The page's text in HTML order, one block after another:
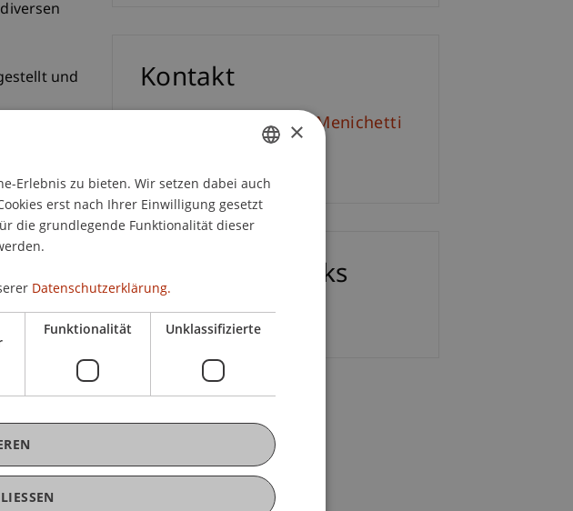
und
sein,
bestehende
von
in einem
Die
sowie von
sie dem
Kontakt
Prof. em. Dr. Marco J. Menichetti
Downloads/Links
ESG Kompakt_20092022
GERMAN
ENGLISH
×
Erlebnis zu bieten. Wir setzen dabei auch
erst nach Ihrer Einwilligung gesetzt
die grundlegende Funktionalität dieser
Datenschutzerklärung.
Funktionalität Unklassifizierte